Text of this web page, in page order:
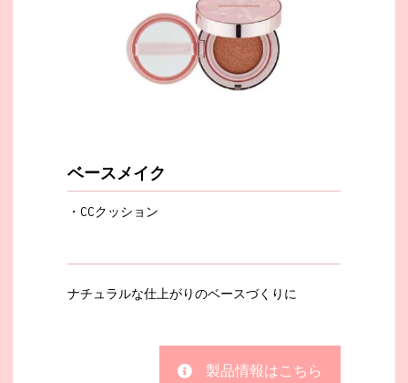
ベースメイク​
・CCクッション
ナチュラルな仕上がりのベースづくりに
製品情報はこちら